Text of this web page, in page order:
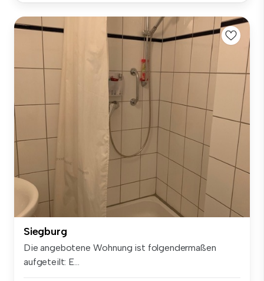
Siegburg
Die angebotene Wohnung ist folgendermaßen
aufgeteilt: E...